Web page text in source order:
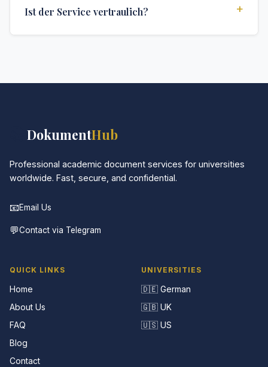
Die genaue Lieferzeit hängt von Ihrem Standort und
Ist der Service vertraulich? +
DokumentHub
Professional academic document services for universities
worldwide. Fast, secure, and confidential.
📧Email Us
💬Contact via Telegram
QUICK LINKS
Home
About Us
FAQ
Blog
Contact
UNIVERSITIES
🇩🇪 German
🇬🇧 UK
🇺🇸 US